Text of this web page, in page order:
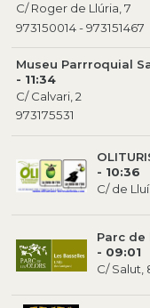
C/ Roger de Llúria, 7
973150014 - 973151467
Museu Parrroquial
- 11:34
C/ Calvari, 2
973175531
- 10:36
C/ de
Parc de
- 09:01
C/ Salut,